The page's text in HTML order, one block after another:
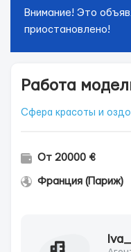
Внимание! Это
приостановлено!
Работа
Сфера красоты и
От 20000 €
Франция (Париж)
Iva_